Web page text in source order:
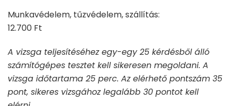
Munkavédelem, tűzvédelem, szállítás:
12.700 Ft
A vizsga teljesítéséhez egy-egy 25 kérdésből álló
számítógépes tesztet kell sikeresen megoldani. A
vizsga időtartama 25 perc. Az elérhető pontszám 35
pont, sikeres vizsgához legalább 30 pontot kell